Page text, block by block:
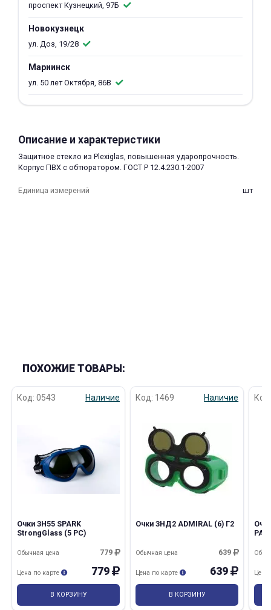
проспект Кузнецкий, 97Б
Новокузнецк
ул. Доз, 19/28
Мариинск
ул. 50 лет Октября, 86В
Описание и характеристики
Защитное стекло из Plexiglas, повышенная ударопрочность.
Корпус ПВХ с обтюратором. ГОСТ Р 12.4.230.1-2007
Единица измерений шт
ПОХОЖИЕ ТОВАРЫ:
Код: 0543 Наличие
Очки ЗН55 SPARK
StrongGlass (5 PC)
779
Обычная цена
779
Цена по карте
В КОРЗИНУ
Код: 1469 Наличие
Очки ЗНД2 ADMIRAL (6) Г2
639
Обычная цена
639
Цена по карте
В КОРЗИНУ
Цена
недели
8 800 302-02-51
plait.ru